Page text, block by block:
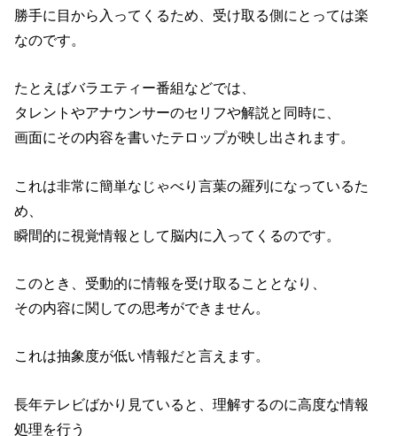
勝手に目から入ってくるため、受け取る側にとっては楽
なのです。
たとえばバラエティー番組などでは、
タレントやアナウンサーのセリフや解説と同時に、
画面にその内容を書いたテロップが映し出されます。
これは非常に簡単なじゃべり言葉の羅列になっているた
め、
瞬間的に視覚情報として脳内に入ってくるのです。
このとき、受動的に情報を受け取ることとなり、
その内容に関しての思考ができません。
これは抽象度が低い情報だと言えます。
長年テレビばかり見ていると、理解するのに高度な情報
処理を行う